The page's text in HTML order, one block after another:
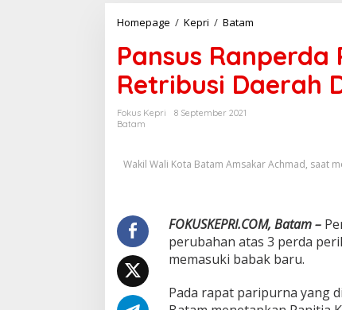
Homepage / Kepri / Batam
n
s
u
s
e
P
e
r
u
a
Pansus
Retribusi Daerah
Fokus Kepri
8 September 2021
Batam
Wakil Wali Kota Batam Amsakar Achmad, saat
FOKUSKEPRI.COM, Batam –
perubahan atas 3 perda
memasuki babak baru.
Pada rapat paripurna yang